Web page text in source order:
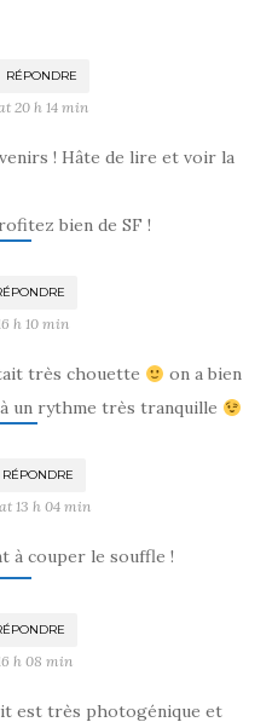
RÉPONDRE
20 h 14 min
! Hâte de lire et voir la
bien de SF !
h 10 min
très chouette
on a bien
un rythme très tranquille
RÉPONDRE
13 h 04 min
à couper le souffle !
h 08 min
est très photogénique et